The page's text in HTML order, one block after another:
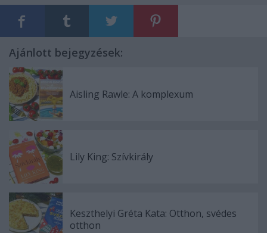
Ajánlott bejegyzések:
Aisling Rawle: A ​komplexum
Lily King: Szívkirály
Keszthelyi Gréta Kata: Otthon, ​svédes
otthon